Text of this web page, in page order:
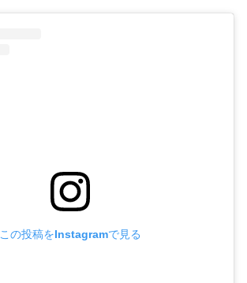
この投稿をInstagramで見る